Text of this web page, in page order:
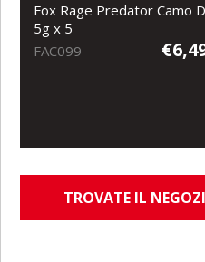
Fox Rage Predator Camo
5g x 5
FAC099
TROVATE IL